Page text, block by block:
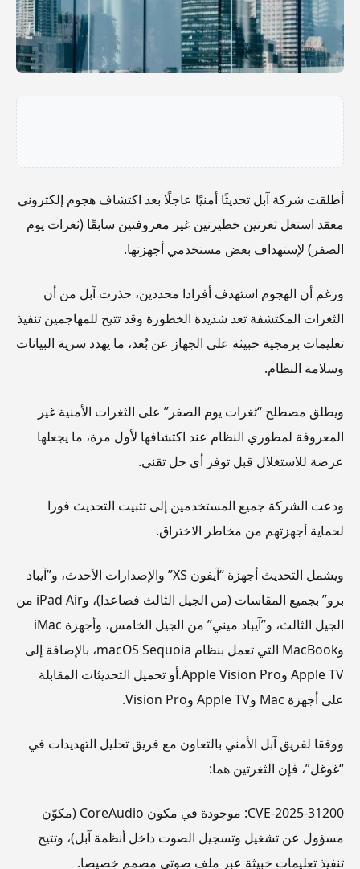
أطلقت شركة آبل تحديثًا أمنيًا عاجلًا بعد اكتشاف هجوم إلكتروني
معقد استغل ثغرتين خطيرتين غير معروفتين سابقًا (ثغرات يوم
الصفر) لإستهداف بعض مستخدمي أجهزتها.
ورغم أن الهجوم استهدف أفرادا محددين، حذرت آبل من أن
الثغرات المكتشفة تعد شديدة الخطورة وقد تتيح للمهاجمين تنفيذ
تعليمات برمجية خبيثة على الجهاز عن بُعد، ما يهدد سرية البيانات
وسلامة النظام.
ويطلق مصطلح “ثغرات يوم الصفر” على الثغرات الأمنية غير
المعروفة لمطوري النظام عند اكتشافها لأول مرة، ما يجعلها
عرضة للاستغلال قبل توفر أي حل تقني.
ودعت الشركة جميع المستخدمين إلى تثبيت التحديث فورا
لحماية أجهزتهم من مخاطر الاختراق.
ويشمل التحديث أجهزة “آيفون XS” والإصدارات الأحدث، و”آيباد
برو” بجميع المقاسات (من الجيل الثالث فصاعدا)، وiPad Air من
الجيل الثالث، و”آيباد ميني” من الجيل الخامس، وأجهزة iMac
وMacBook التي تعمل بنظام macOS Sequoia، بالإضافة إلى
Apple TV وApple Vision Pro.أو تحميل التحديثات المقابلة
على أجهزة Mac وApple TV وVision Pro.
ووفقا لفريق آبل الأمني بالتعاون مع فريق تحليل التهديدات في
“غوغل”، فإن الثغرتين هما:
CVE-2025-31200: موجودة في مكون CoreAudio (مكوّن
مسؤول عن تشغيل وتسجيل الصوت داخل أنظمة آبل)، وتتيح
تنفيذ تعليمات خبيثة عبر ملف صوتي مصمم خصيصا.